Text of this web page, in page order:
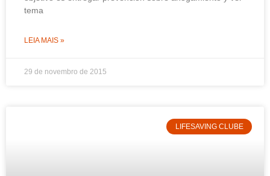
tema
LEIA MAIS »
29 de novembro de 2015
LIFESAVING CLUBE